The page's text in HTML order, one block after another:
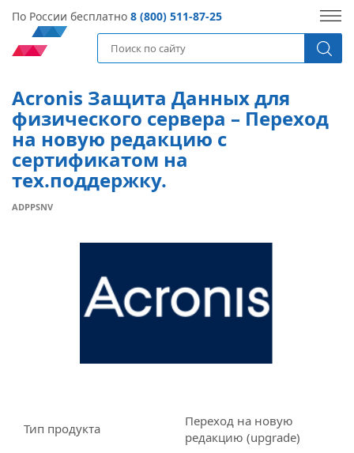
По России бесплатно 8 (800) 511-87-25
Acronis Защита Данных для
физического сервера – Переход
на новую редакцию с
сертификатом на
тех.поддержку.
ADPPSNV
Тип продукта
Переход на новую
редакцию (upgrade)